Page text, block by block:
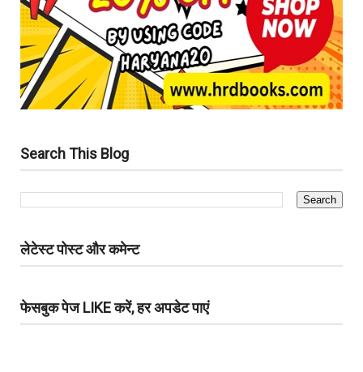
Search This Blog
लेटेस्ट पोस्ट और कमेन्ट
फेसबुक पेज LIKE करें, हर अपडेट पाएं